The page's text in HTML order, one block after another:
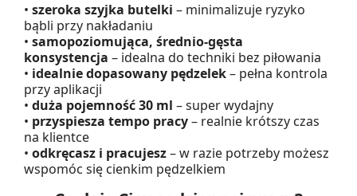
• szeroka szyjka butelki – minimalizuje ryzyko
bąbli przy nakładaniu
• samopoziomująca, średnio-gęsta
konsystencja – idealna do techniki bez piłowania
• idealnie dopasowany pędzelek– pełna kontrola
przy aplikacji
• duża pojemność 30 ml – super wydajny
• przyspiesza tempo pracy– realnie krótszy czas
na klientce
• odkręcasz i pracujesz– w razie potrzeby możesz
wspomóc się cienkim pędzelkiem